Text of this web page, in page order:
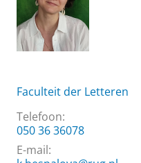
Faculteit der Letteren
Telefoon:
050 36 36078
E-mail: